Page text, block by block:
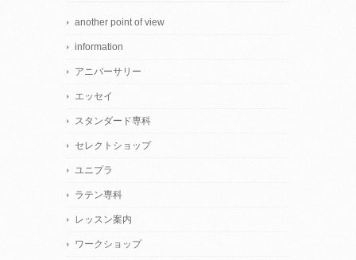
another point of view
information
アニバーサリー
エッセイ
スタンダード専科
セレクトショップ
ユニプラ
ラテン専科
レッスン案内
ワークショップ